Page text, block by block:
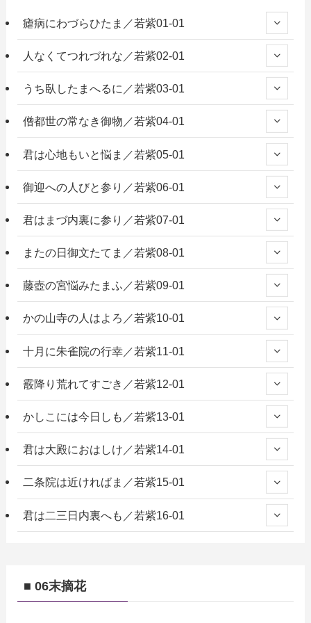
瘧病にわづらひたま／若紫01-01
人なくてつれづれな／若紫02-01
うち臥したまへるに／若紫03-01
僧都世の常なき御物／若紫04-01
君は心地もいと悩ま／若紫05-01
御迎への人びと参り／若紫06-01
君はまづ内裏に参り／若紫07-01
またの日御文たてま／若紫08-01
藤壺の宮悩みたまふ／若紫09-01
かの山寺の人はよろ／若紫10-01
十月に朱雀院の行幸／若紫11-01
霰降り荒れてすごき／若紫12-01
かしこには今日しも／若紫13-01
君は大殿におはしけ／若紫14-01
二条院は近ければま／若紫15-01
君は二三日内裏へも／若紫16-01
■ 06末摘花